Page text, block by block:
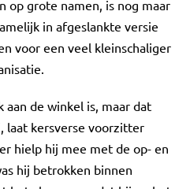
op grote namen, is nog maar
in afgeslankte versie
voor een veel kleinschaliger
aan de winkel is, maar dat
laat kersverse voorzitter
hielp hij mee met de op- en
hij betrokken binnen